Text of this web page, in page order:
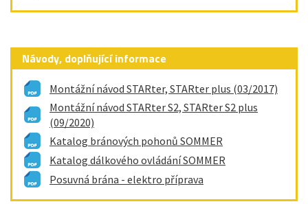
Návody, doplňující informace
Montážní návod STARter, STARter plus (03/2017)
Montážní návod STARter S2, STARter S2 plus
(09/2020)
Katalog bránových pohonů SOMMER
Katalog dálkového ovládání SOMMER
Posuvná brána - elektro příprava